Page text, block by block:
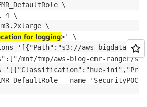
\
4 \
\
for logging>' \
'[{"Path":"s3://aws-bigdata-
mnt/tmp/aws-blog-emr-ranger/